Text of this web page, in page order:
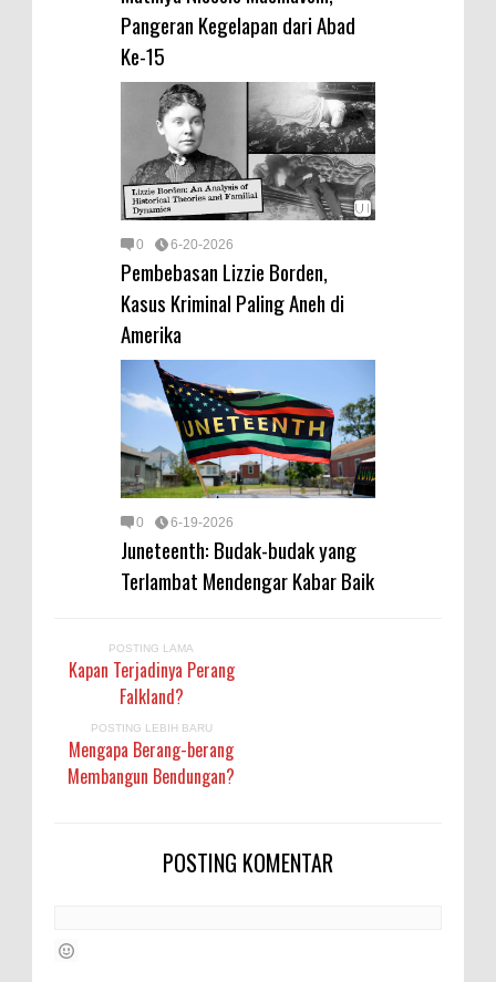
Pangeran Kegelapan dari Abad
Ke-15
0 6-20-2026
Pembebasan Lizzie Borden,
Kasus Kriminal Paling Aneh di
Amerika
0 6-19-2026
Juneteenth: Budak-budak yang
Terlambat Mendengar Kabar Baik
POSTING LAMA
Kapan Terjadinya Perang
Falkland?
POSTING LEBIH BARU
Mengapa Berang-berang
Membangun Bendungan?
POSTING KOMENTAR